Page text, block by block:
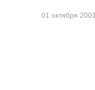
01 октября 2001